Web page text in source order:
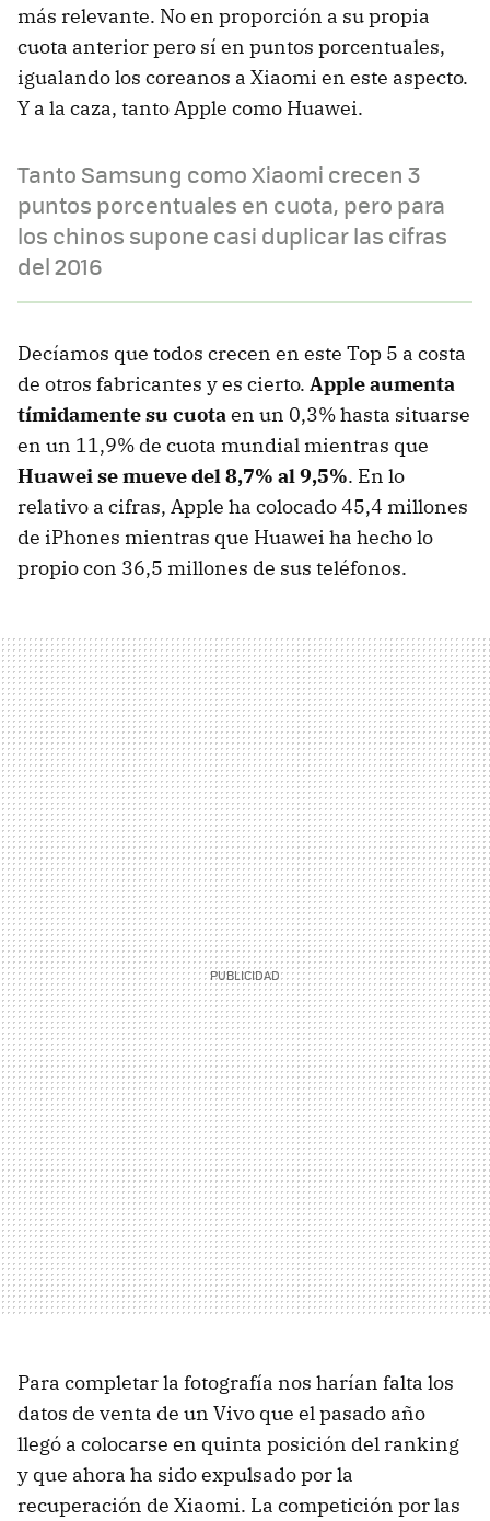
más relevante. No en proporción a su propia
cuota anterior pero sí en puntos porcentuales,
igualando los coreanos a Xiaomi en este aspecto.
Y a la caza, tanto Apple como Huawei.
Tanto Samsung como Xiaomi crecen 3
puntos porcentuales en cuota, pero para
los chinos supone casi duplicar las cifras
del 2016
Decíamos que todos crecen en este Top 5 a costa
de otros fabricantes y es cierto. Apple aumenta
tímidamente su cuotaen un 0,3% hasta situarse
en un 11,9% de cuota mundial mientras que
Huawei se mueve del 8,7% al 9,5%. En lo
relativo a cifras, Apple ha colocado 45,4 millones
de iPhones mientras que Huawei ha hecho lo
propio con 36,5 millones de sus teléfonos.
Para completar la fotografía nos harían falta los
datos de venta de un Vivo que el pasado año
llegó a colocarse en quinta posición del ranking
y que ahora ha sido expulsado por la
recuperación de Xiaomi. La competición por las